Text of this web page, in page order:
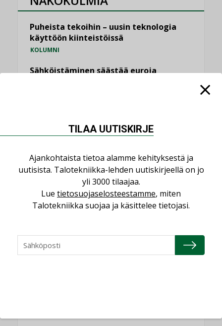
Puheista tekoihin – uusin teknologia
käyttöön kiinteistöissä
KOLUMNI
Sähköistäminen säästää euroja
saatavien tietojen vertailukelpoisuus?
KOLUMNI
Vesi- ja viemärimitoittaminen on
jämähtänyt ajassa paikalleen
KATSO KAIKKI
TILAA UUTISKIRJE
Ajankohtaista tietoa alamme kehityksestä ja
uutisista. Talotekniikka-lehden uutiskirjeellä on jo
yli 3000 tilaajaa.
Lue tietosuojaselosteestamme, miten
Talotekniikka suojaa ja käsittelee tietojasi.